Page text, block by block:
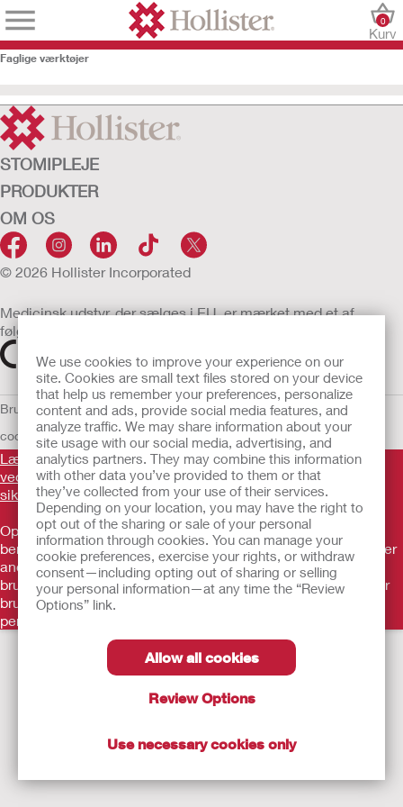
We use cookies to improve your experience on our
site. Cookies are small text files stored on your device
that help us remember your preferences, personalize
content and ads, provide social media features, and
analyze traffic. We may share information about your
site usage with our social media, advertising, and
analytics partners. They may combine this information
with other data you’ve provided to them or that
they’ve collected from your use of their services.
Depending on your location, you may have the right to
opt out of the sharing or sale of your personal
information through cookies. You can manage your
cookie preferences, exercise your rights, or withdraw
consent—including opting out of sharing or selling
your personal information—at any time the “Review
Options” link.
Allow all cookies
Review Options
Use necessary cookies only
Kurv
0
Faglige værktøjer​
STOMIPLEJE
PRODUKTER
OM OS
© 2026 Hollister Incorporated
Medicinsk udstyr, der sælges i EU, er mærket med et af
følgende symboler
BrugsvilkårPolitik om beskyttelse af personlige oplysningerBrug af
cookies EU Whistleblower Notice
Læs venligst brugsvejledningen inden brug for information
vedrørende brug, kontraindikationer, advarsler,
sikkerhedsforanstaltninger og instruktioner.
Oplysningerne heri udgør ikke lægehjælp, og de er ikke
beregnet som erstatning for rådgivning fra din egen læge eller
andre udbydere af sundhedsydelser. Oplysningerne må ikke
bruges som hjælp ved behov for akut lægehjælp. Hvis du har
brug for akut lægehjælp, skal du straks søge behandling
personligt.